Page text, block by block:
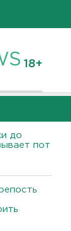
18+
до
пот